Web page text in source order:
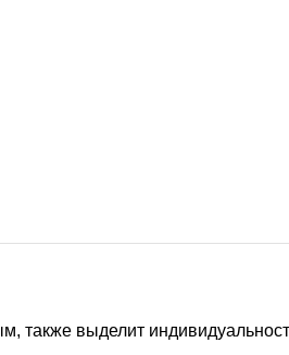
также выделит